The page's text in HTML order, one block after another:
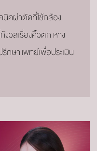
นิคผ่าตัดที่ใช้กล้อง
งวลเรื่องคิ้วตก หาง
ษาแพทย์เพื่อประเมิน